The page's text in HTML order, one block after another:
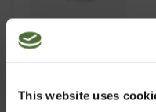
This website uses